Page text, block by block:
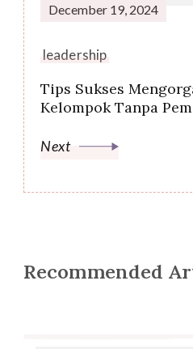
December 19, 2024
leadership
Tips Sukses
Kelompok Tanpa
Next
Recommended